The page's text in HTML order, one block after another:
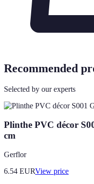
Recommended
Selected by our experts
Plinthe PVC décor
cm
Gerflor
6.54 EURView price